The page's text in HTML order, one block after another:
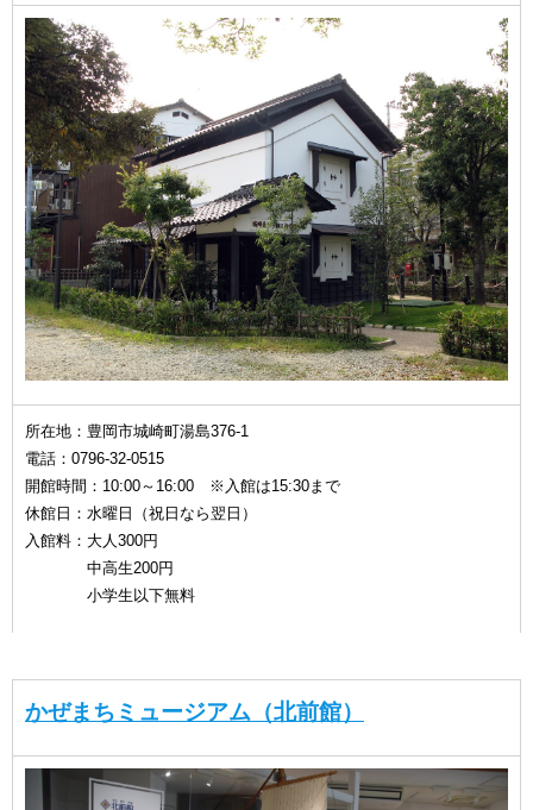
所在地：豊岡市城崎町湯島376-1
電話：0796-32-0515
開館時間：10:00～16:00 ※入館は15:30まで
休館日：水曜日（祝日なら翌日）
入館料：大人300円
中高生200円
小学生以下無料
かぜまちミュージアム（北前館）